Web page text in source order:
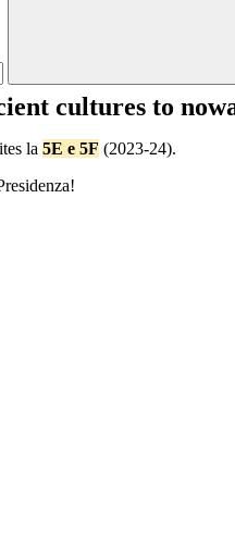
cultures to
la 5E e 5F (2023-24).